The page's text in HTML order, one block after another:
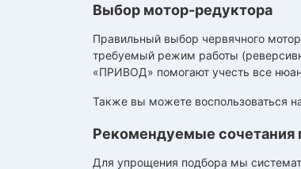
Выбор мотор-редуктора
Правильный выбор червячного
требуемый режим работы
«ПРИВОД» помогают учесть все
Также вы можете воспользоваться
Рекомендуемые сочетания
Для упрощения подбора мы